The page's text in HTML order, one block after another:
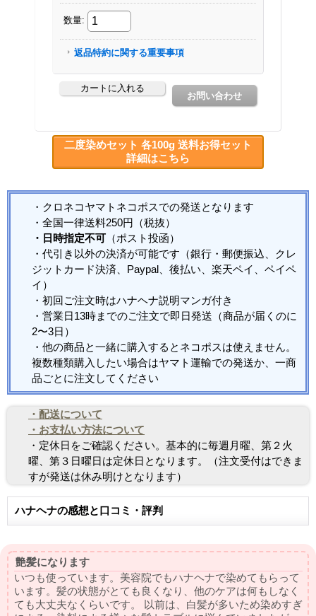
二度染めセット 各100g 送料お得セット
詳細はこちら
・クロネコヤマトネコポスでの発送となります
・全国一律送料250円（税抜）
・日時指定不可 （ポスト投函）
・代引き以外の決済が可能です（銀行・郵便振込、クレ
ジットカード決済、Paypal、後払い、楽天ペイ、ペイペ
イ）
・初回ご注文時はハナヘナ説明マンガ付き
・営業日13時までのご注文で即日発送（商品が届くのに
2〜3日）
・他の商品と一緒に購入するとネコポスは使えません。
複数種類購入したい場合はヤマト運輸での発送か、一商
品ごとに注文してください
・配送について
・お支払い方法について
・定休日をご確認ください。基本的に毎週月曜、第２火
曜、第３日曜日は定休日となります。（注文受付はできま
すが発送は休み明けとなります）
ハナヘナの感想と口コミ・評判
艶髪になります
いつも使っています。美容院でもハナヘナで染めてもらって
います。髪の状態がとても良くなり、他のケアは何もしなく
ても大丈夫なくらいです。 以前は、白髪が多いため染めすぎ